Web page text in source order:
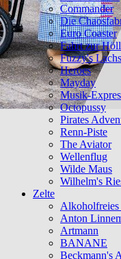
Commander
Die
Euro Coaster
Fahrt zur
Fuzzy's
Heroes
Mayday
Musik-
Octopussy
Pirates
Renn-Piste
The Aviator
Wellenflug
Wilde Maus
Wilhelm's
Zelte
Anton
Artmann
BANANE
Beckmann's